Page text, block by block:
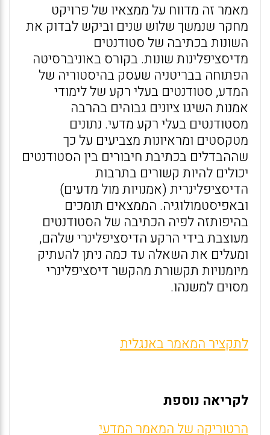
מאמר זה מדווח על ממצאיו של פרויקט
מחקר שנמשך שלוש שנים וביקש לבדוק את
השונות בכתיבה של סטודנטים
מדיסציפלינות שונות. בקורס באוניברסיטה
הפתוחה בבריטניה שעסק בהיסטוריה של
המדע, סטודנטים בעלי רקע של לימודי
אמנות השיגו ציונים גבוהים בהרבה
מסטודנטים בעלי רקע מדעי. נתונים
מטקסטים ומראיונות מצביעים על כך
שההבדלים בכתיבת חיבורים בין הסטודנטים
יכולים להיות קשורים בתרבות
הדיסציפלינרית (אמנויות מול מדעים)
ובאפיסטמולוגיה. הממצאים תומכים
בהיפותזה לפיה הכתיבה של הסטודנטים
מעוצבת בידי הרקע הדיסציפלינרי שלהם,
ומעלים את השאלה עד כמה ניתן להעתיק
מיומנויות תקשורת מהקשר דיסציפלינרי
מסוים למשנהו.
לתקציר המאמר באנגלית
לקריאה נוספת
הרטוריקה של המאמר המדעי